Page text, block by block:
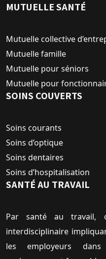
MUTUELLE SANTÉ
Mutuelle collective
Mutuelle famille
Mutuelle pour séniors
Mutuelle pour
SOINS COUVERTS
Soins courants
Soins d’optique
Soins dentaires
Soins d’hospitalisation
SANTÉ AU TRAVAIL
Par santé au travail,
interdisciplinaire
les employeurs